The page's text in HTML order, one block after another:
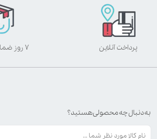
پرداخت آنلاین ۷ روز ضمانت بازگشت
به دنبال چه محصولی هستید؟